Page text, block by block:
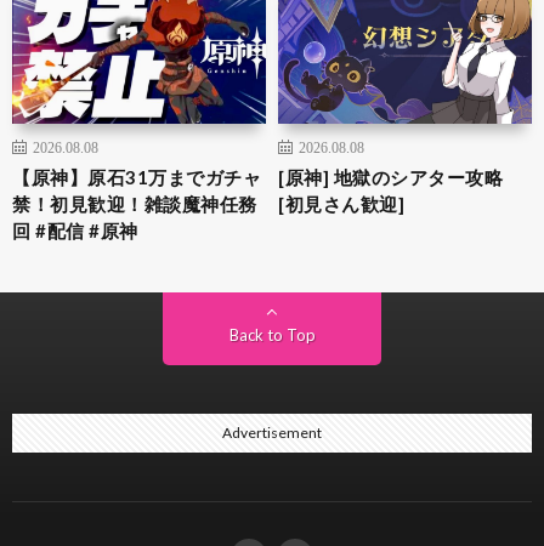
2026.08.08
【原神】原石31万までガチャ
禁！初見歓迎！雑談魔神任務
回 #配信 #原神
2026.08.08
[原神] 地獄のシアター攻略
[初見さん歓迎]
Back to Top
Advertisement